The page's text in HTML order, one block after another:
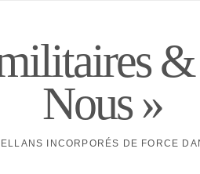
Nous »
INCORPORÉS DE FORCE